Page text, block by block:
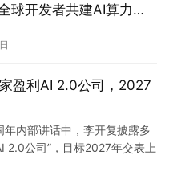
球开发者共建AI算力生
盈利AI 2.0公司，2027
内部讲话中，李开复披露多
2.0公司”，目标2027年交表上